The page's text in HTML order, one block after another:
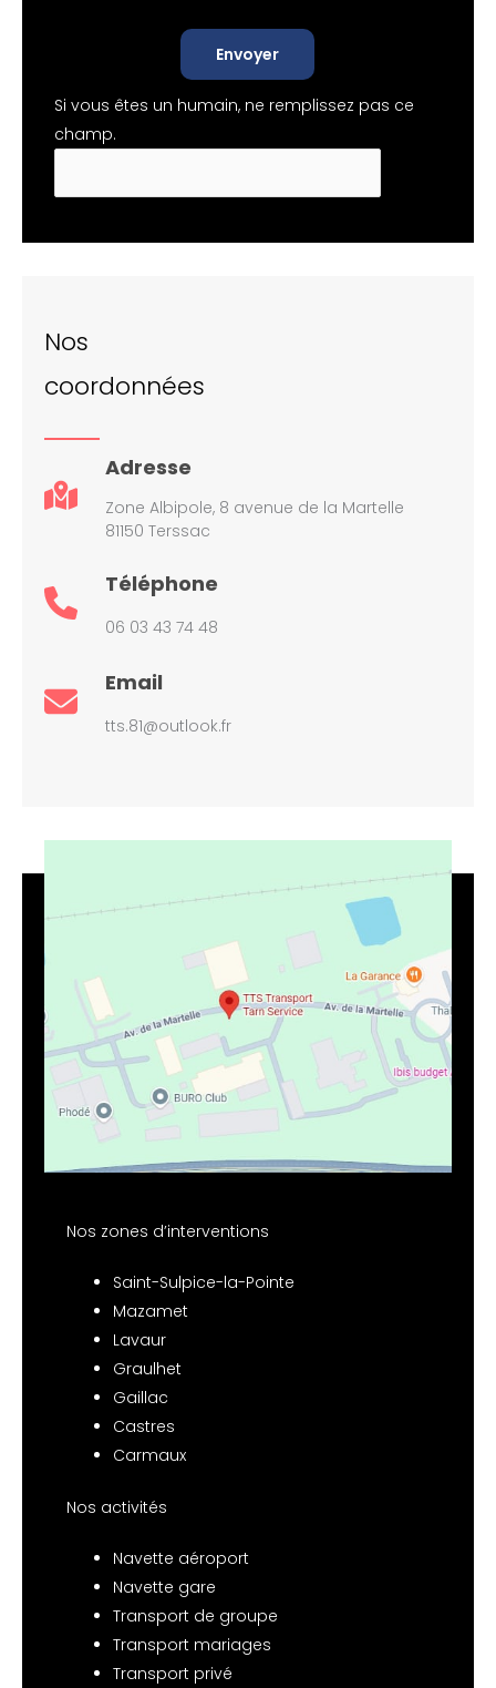
Envoyer
Si vous êtes un humain, ne remplissez pas ce
champ.
Nos
coordonnées
Adresse
Zone Albipole, 8 avenue de la Martelle
81150 Terssac
Téléphone
06 03 43 74 48
Email
tts.81@outlook.fr
Nos zones d’interventions
Saint-Sulpice-la-Pointe
Mazamet
Lavaur
Graulhet
Gaillac
Castres
Carmaux
Nos activités
Navette aéroport
Navette gare
Transport de groupe
Transport mariages
Transport privé